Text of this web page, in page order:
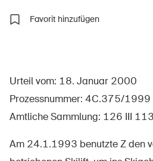
Favorit hinzufügen
Urteil vom: 18. Januar 2000
Prozessnummer: 4C.375/1999
Amtliche Sammlung: 126 III 113
Am 24.1.1993 benutzte Z den